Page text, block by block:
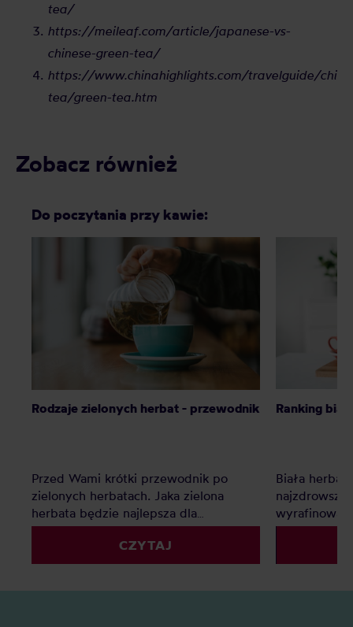
tea/
https://meileaf.com/article/japanese-vs-
chinese-green-tea/
https://www.chinahighlights.com/travelguide/
tea/green-tea.htm
Zobacz również
Do poczytania przy kawie:
Rodzaje zielonych herbat - przewodnik
Przed Wami krótki przewodnik po
zielonych herbatach. Jaka zielona
herbata będzie najlepsza dla
początkujących amatorów, a jaka dla
długoletnich miłośników? I jakie
dokładnie rodzaje wyróżniamy?
CZYTAJ
Ranking
Biała
biała
przewodnik